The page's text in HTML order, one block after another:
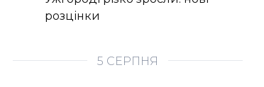
розцінки
5 СЕРПНЯ